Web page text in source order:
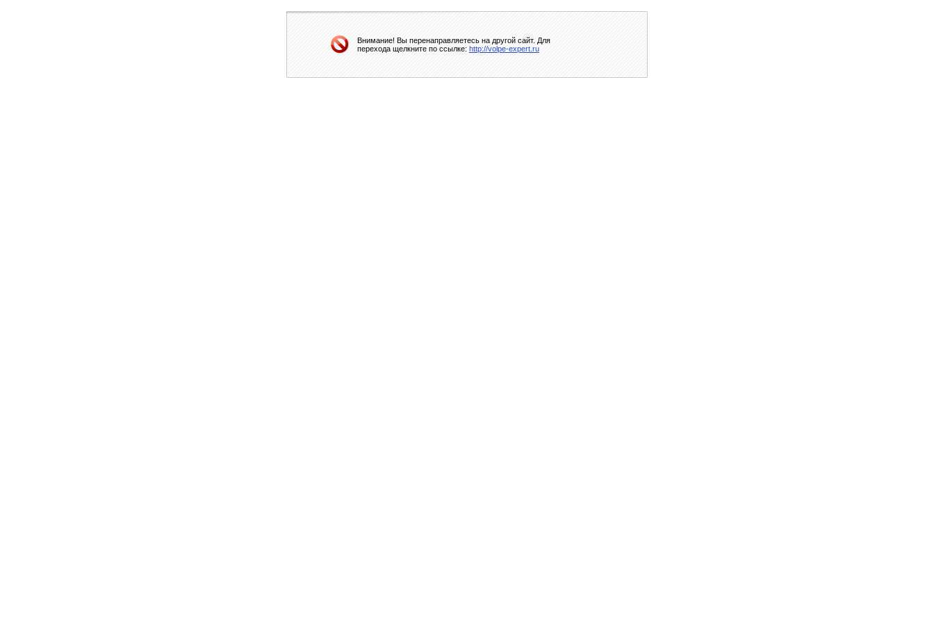
Внимание! Вы перенаправляетесь на другой сайт. Для
перехода щелкните по ссылке: http://volpe-expert.ru